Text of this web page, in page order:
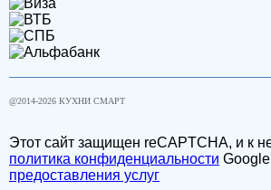
@2014-2026 КУХНИ СМАРТ
Этот сайт защищен reCAPTCHA, и к
политика конфиденциальности
предоставления услуг